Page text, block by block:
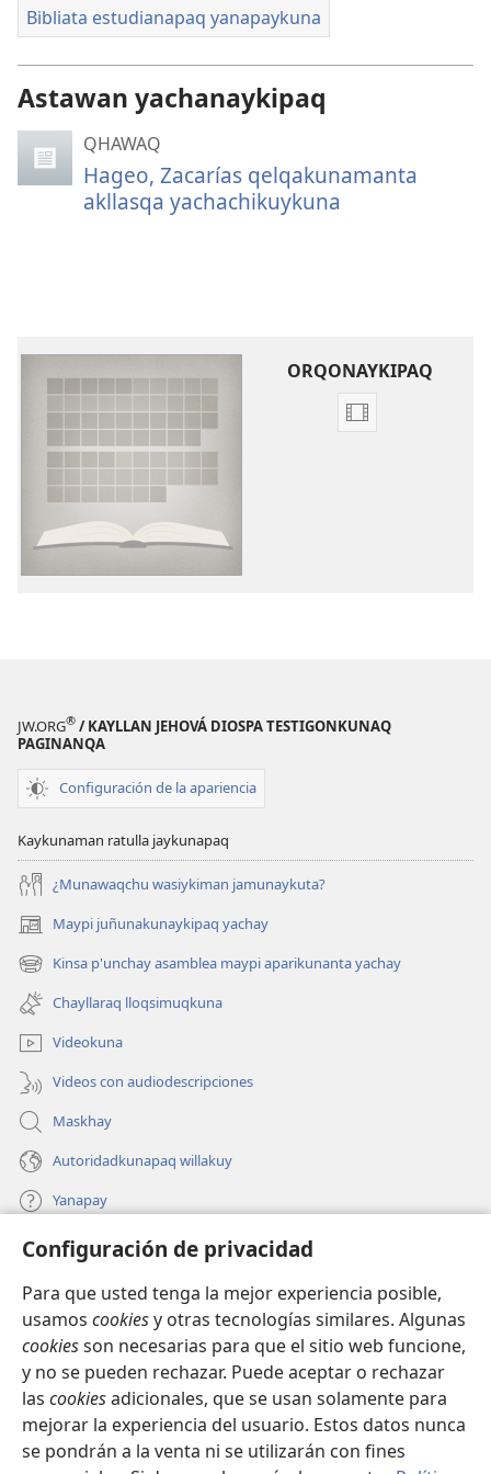
Configuración de privacidad
Para que usted tenga la mejor experiencia posible,
usamos cookiesy otras tecnologías similares. Algunas
cookiesson necesarias para que el sitio web funcione,
y no se pueden rechazar. Puede aceptar o rechazar
las cookiesadicionales, que se usan solamente para
mejorar la experiencia del usuario. Estos datos nunca
se pondrán a la venta ni se utilizarán con fines
Bibliata estudianapaq yanapaykuna
Astawan yachanaykipaq
QHAWAQ
Hageo, Zacarías qelqakunamanta
akllasqa yachachikuykuna
ORQONAYKIPAQ
Videopi
JW.ORG® / KAYLLAN JEHOVÁ DIOSPA TESTIGONKUNAQ
PAGINANQA
Configuración de la apariencia
Kaykunaman ratulla jaykunapaq
¿Munawaqchu wasiykiman jamunaykuta?
Maypi juñunakunaykipaq yachay
(abre
una
nueva
ventana)
Kinsa p'unchay asamblea maypi aparikunanta yachay
(abre
una
nueva
ventana)
Chayllaraq lloqsimuqkuna
Videokuna
Videos con audiodescripciones
Maskhay
Autoridadkunapaq willakuy
Yanapay
Donacionta churanapaq
una
ventana)
INTERNETPI QELQANCHISKUNA Watchtower™
(abre
una
nueva
ventana)
JW Hub
(abre
una
nueva
ventana)
JW Library ®